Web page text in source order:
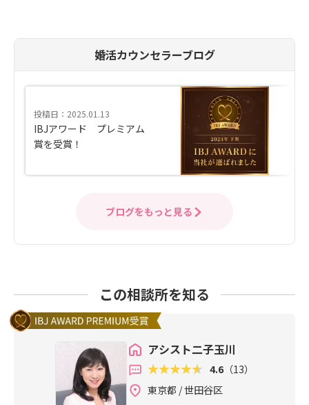
婚活カウンセラーブログ
投稿日：2025.01.13
IBJアワード プレミアム
賞を受賞！
ブログをもっと見る
この相談所を知る
アシスト二子玉川
4.6 （13）
東京都 / 世田谷区